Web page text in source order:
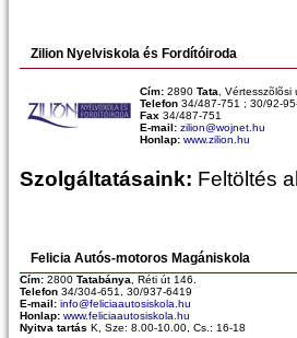
Zilion Nyelviskola és Fordítóiroda
Cím: 2890 Tata , Vértesszõlõsi
Telefon 34/487-751 ; 30/92-
Fax 34/487-751
E-mail: zilion@wojnet.hu
Honlap: www.zilion.hu
Szolgáltatásaink: Feltöltés
Felicia Autós-motoros Magániskola
Cím: 2800 Tatabánya , Réti út 146.
Telefon 34/304-651, 30/937-6419
E-mail: info@feliciaautosiskola.hu
Honlap: www.feliciaautosiskola.hu
Nyitva tartás K, Sze: 8.00-10.00, Cs.: 16-18